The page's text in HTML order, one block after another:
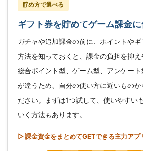
貯め方で選べる
ギフト券を貯めてゲーム課金
ガチャや追加課金の前に、ポイントや
方法を知っておくと、課金の負担を抑え
総合ポイント型、ゲーム型、アンケート
が違うため、自分の使い方に近いものか
ださい。まずは1つ試して、使いやすい
いく方法もあります。
▷ 課金資金をまとめてGETできる主力アプ